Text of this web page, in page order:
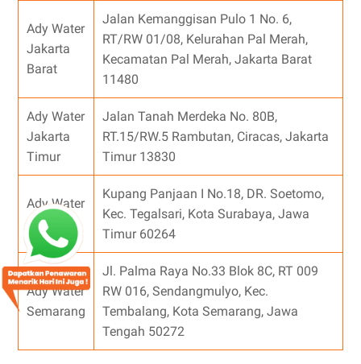
Ady Water
Jakarta
Barat
Jalan Kemanggisan Pulo 1 No. 6,
RT/RW 01/08, Kelurahan Pal Merah,
Kecamatan Pal Merah, Jakarta Barat
11480
Ady Water
Jakarta
Timur
Jalan Tanah Merdeka No. 80B,
RT.15/RW.5 Rambutan, Ciracas, Jakarta
Timur 13830
Ady Water
Surabaya
Kupang Panjaan I No.18, DR. Soetomo,
Kec. Tegalsari, Kota Surabaya, Jawa
Timur 60264
Ady Water
Semarang
Jl. Palma Raya No.33 Blok 8C, RT 009
RW 016, Sendangmulyo, Kec.
Tembalang, Kota Semarang, Jawa
Tengah 50272